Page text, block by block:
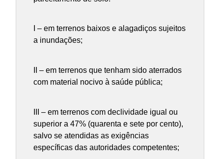
I – em terrenos baixos e alagadiços sujeitos
a inundações;
II – em terrenos que tenham sido aterrados
com material nocivo à saúde pública;
III – em terrenos com declividade igual ou
superior a 47% (quarenta e sete por cento),
salvo se atendidas as exigências
específicas das autoridades competentes;